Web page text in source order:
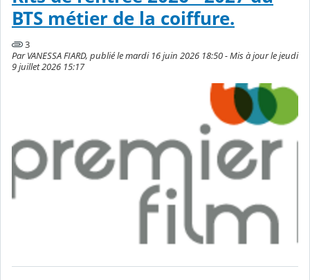
BTS métier de la coiffure.
3
Par VANESSA FIARD, publié le mardi 16 juin 2026 18:50 - Mis à jour le jeudi
9 juillet 2026 15:17